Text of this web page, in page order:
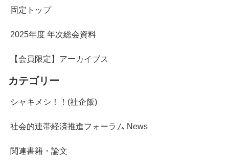
固定トップ
2025年度 年次総会資料
【会員限定】アーカイブス
カテゴリー
シャキメシ！！(社企飯)
社会的連帯経済推進フォーラム News
関連書籍・論文